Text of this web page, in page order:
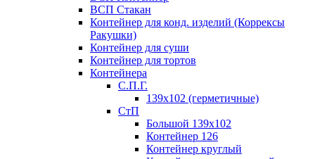
ВСП Стакан
Контейнер для конд. изделий (Коррексы
Ракушки)
Контейнер для суши
Контейнер для тортов
Контейнера
С.П.Г.
139х102 (герметичные)
СтП
Большой 139х102
Контейнер 126
Контейнер круглый